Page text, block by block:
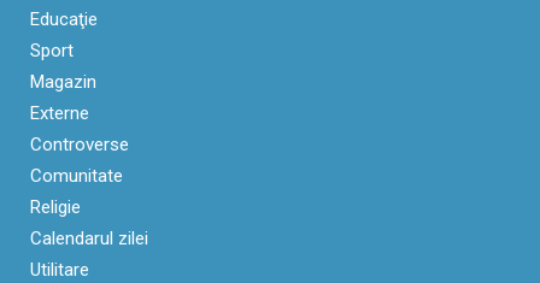
Educaţie
Sport
Magazin
Externe
Controverse
Comunitate
Religie
Calendarul zilei
Utilitare